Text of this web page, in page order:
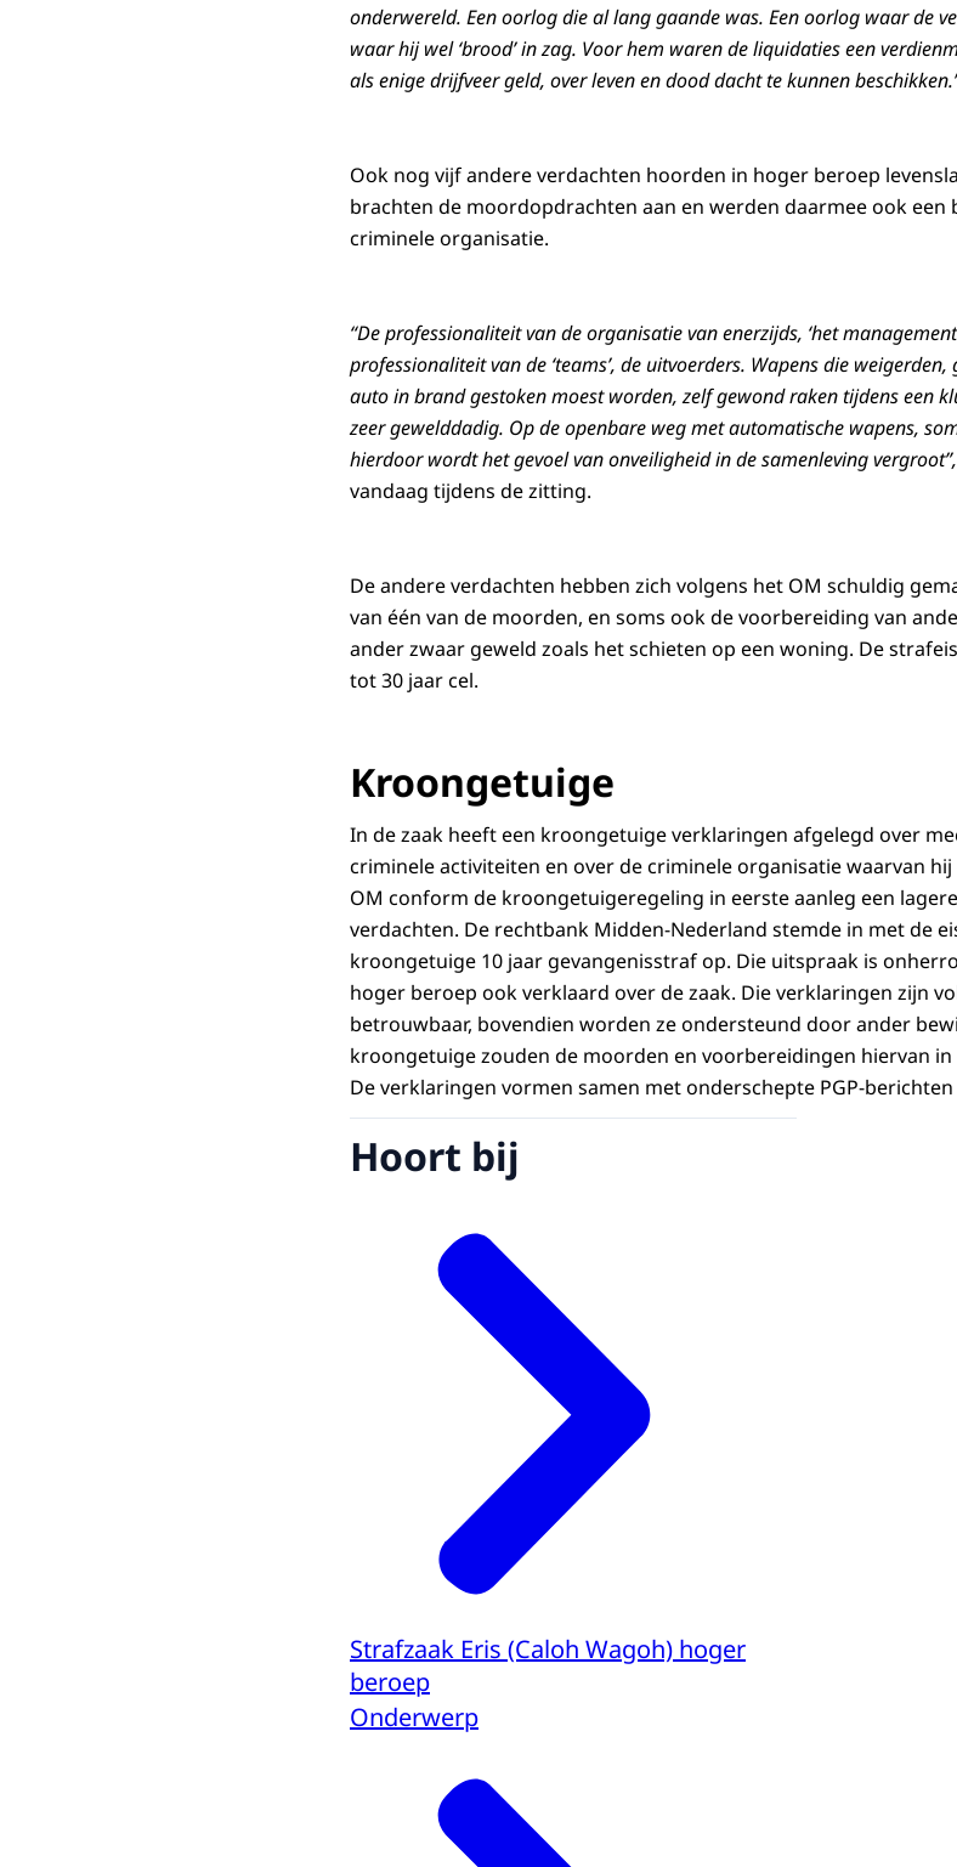
onderwereld. Een oorlog die al lang gaande was. Een oorlog waar de
waar hij wel ‘brood’ in zag. Voor hem waren de liquidaties een
als enige drijfveer geld, over leven en dood dacht te kunnen
Ook nog vijf andere verdachten hoorden in hoger beroep
brachten de moordopdrachten aan en werden daarmee ook een
criminele organisatie.
“De professionaliteit van de organisatie van enerzijds, ‘het
professionaliteit van de ‘teams’, de uitvoerders. Wapens die
auto in brand gestoken moest worden, zelf gewond raken tijdens een
zeer gewelddadig. Op de openbare weg met automatische wapens,
hierdoor wordt het gevoel van onveiligheid in de samenleving vergroot”,
vandaag tijdens de zitting.
De andere verdachten hebben zich volgens het OM schuldig
van één van de moorden, en soms ook de voorbereiding van
ander zwaar geweld zoals het schieten op een woning. De
tot 30 jaar cel.
Kroongetuige
In de zaak heeft een kroongetuige verklaringen afgelegd over
criminele activiteiten en over de criminele organisatie waarvan
OM conform de kroongetuigeregeling in eerste aanleg een
verdachten. De rechtbank Midden-Nederland stemde in met de
kroongetuige 10 jaar gevangenisstraf op. Die uitspraak is
hoger beroep ook verklaard over de zaak. Die verklaringen zijn
betrouwbaar, bovendien worden ze ondersteund door ander
kroongetuige zouden de moorden en voorbereidingen hiervan
De verklaringen vormen samen met onderschepte PGP-
Hoort bij
Strafzaak Eris (Caloh Wagoh) hoger
beroep
Onderwerp